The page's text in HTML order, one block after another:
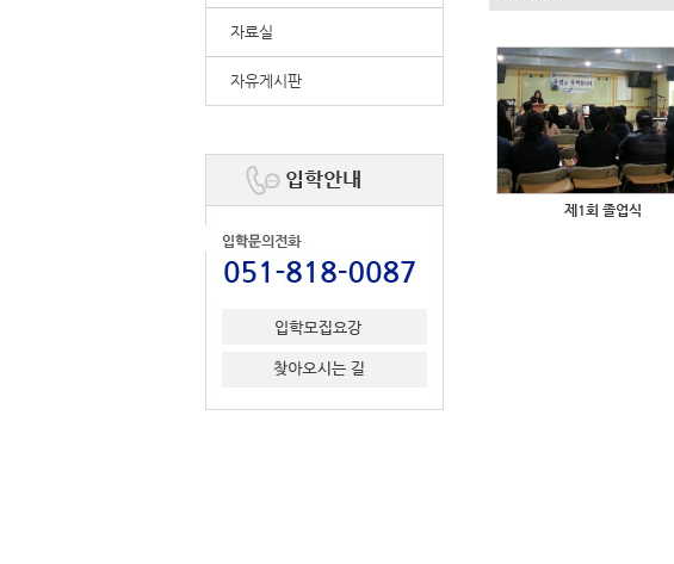
자료실
자유게시판
제1회 졸업식